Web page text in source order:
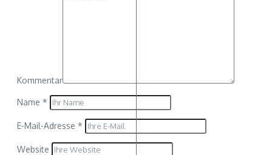
Kommentar
Name *
E-Mail-Adresse *
Website